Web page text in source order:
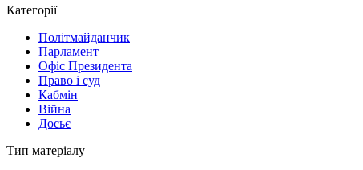
Категорії
Політмайданчик
Парламент
Офіс Президента
Право і суд
Кабмін
Війна
Досьє
Тип матеріалу